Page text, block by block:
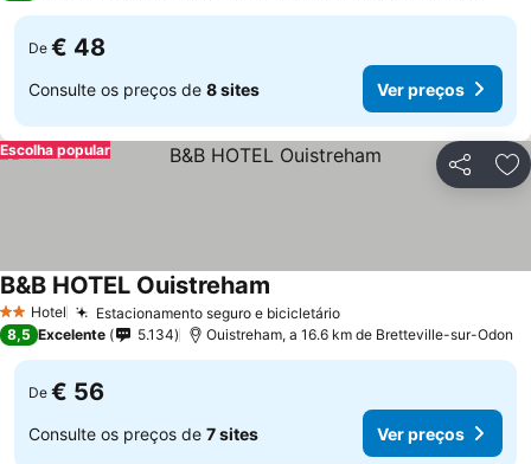
De € 48
Consulte os preços de 8 sites Ver preços
Partilhar
Escolha popular
2 Estrelas
Hotel Estacionamento seguro e bicicletário
B&B HOTEL Ouistreham
8,5 Excelente 5.134 Ouistreham, a 16.6 km de Bretteville-sur-Odon
De € 56
Consulte os preços de 7 sites Ver preços